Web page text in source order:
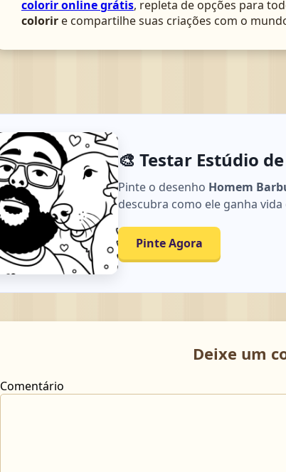
colorir online grátis, repleta de opções para
colorir e compartilhe suas criações com o
🎨 Testar Estúdio
Pinte o desenho Homem
descubra como ele ganha
Pinte Agora
Deixe um
Comentário